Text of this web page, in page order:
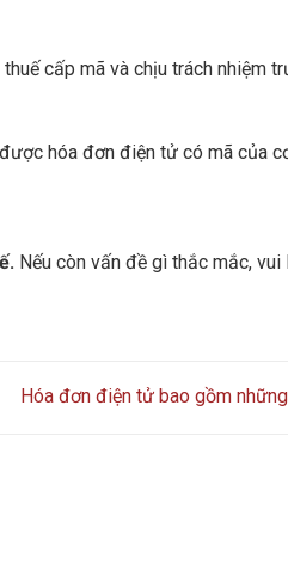
cấp mã và chịu trách nhiệm
hóa đơn điện tử có mã của
Nếu còn vấn đề gì thắc mắc, vui
Hóa đơn điện tử bao gồm